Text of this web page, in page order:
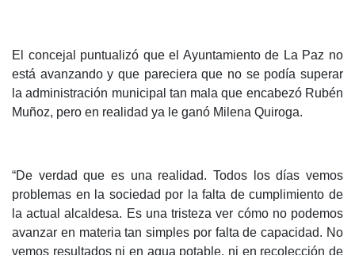
El concejal puntualizó que el Ayuntamiento de La Paz no
está avanzando y que pareciera que no se podía superar
la administración municipal tan mala que encabezó Rubén
Muñoz, pero en realidad ya le ganó Milena Quiroga.
“De verdad que es una realidad. Todos los días vemos
problemas en la sociedad por la falta de cumplimiento de
la actual alcaldesa. Es una tristeza ver cómo no podemos
avanzar en materia tan simples por falta de capacidad. No
vemos resultados ni en agua potable, ni en recolección de